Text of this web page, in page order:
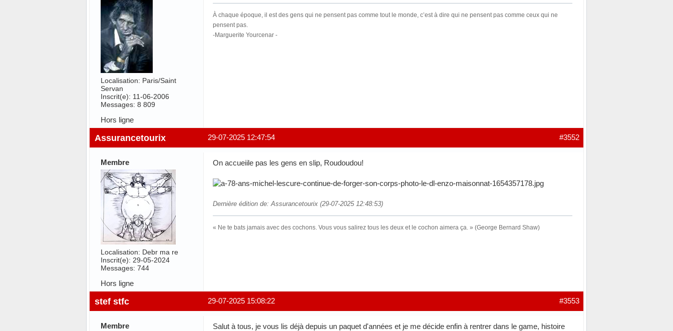
Localisation: Paris/Saint
Servan
Inscrit(e): 11-06-2006
Messages: 8 809
À chaque époque, il est des gens qui ne pensent pas comme tout le monde, c’est à dire qui ne pensent pas comme ceux qui ne
pensent pas.
-Marguerite Yourcenar -
Hors ligne
#3552
29-07-2025 12:47:54
Assurancetourix
Membre
Localisation: Debr ma re
Inscrit(e): 29-05-2024
Messages: 744
On accueiile pas les gens en slip, Roudoudou!
Dernière édition de: Assurancetourix (29-07-2025 12:48:53)
« Ne te bats jamais avec des cochons. Vous vous salirez tous les deux et le cochon aimera ça. » (George Bernard Shaw)
Hors ligne
#3553
29-07-2025 15:08:22
stef stfc
Membre
Salut à tous, je vous lis déjà depuis un paquet d'années et je me décide enfin à rentrer dans le game, histoire